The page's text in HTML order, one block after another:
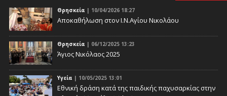
Θρησκεία | 10/04/2026 18:27
Αποκαθήλωση στον Ι.Ν.Αγίου Νικολάου
Θρησκεία | 06/12/2025 13:23
Άγιος Νικόλαος 2025
Υγεία | 10/05/2025 13:01
Eθνική δράση κατά της παιδικής παχυσαρκίας στην